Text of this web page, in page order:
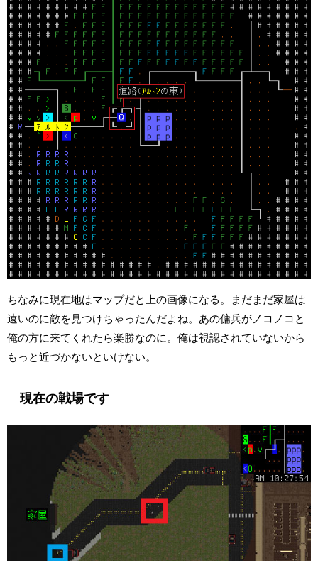
ちなみに現在地はマップだと上の画像になる。まだまだ家屋は
遠いのに敵を見つけちゃったんだよね。あの傭兵がノコノコと
俺の方に来てくれたら楽勝なのに。俺は視認されていないから
もっと近づかないといけない。
現在の戦場です